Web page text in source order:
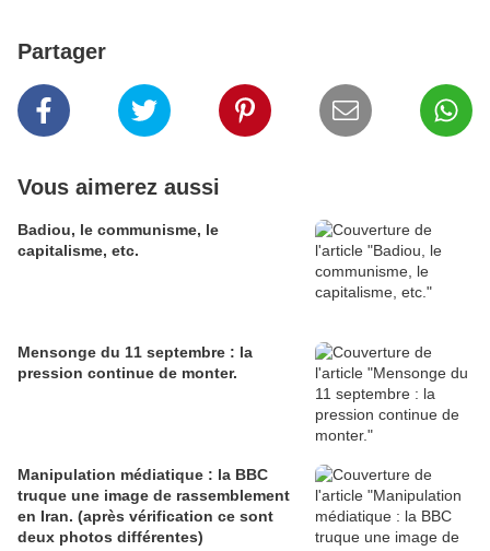
Partager
Vous aimerez aussi
Badiou, le communisme, le
capitalisme, etc.
Mensonge du 11 septembre : la
pression continue de monter.
Manipulation médiatique : la BBC
truque une image de rassemblement
en Iran. (après vérification ce sont
deux photos différentes)